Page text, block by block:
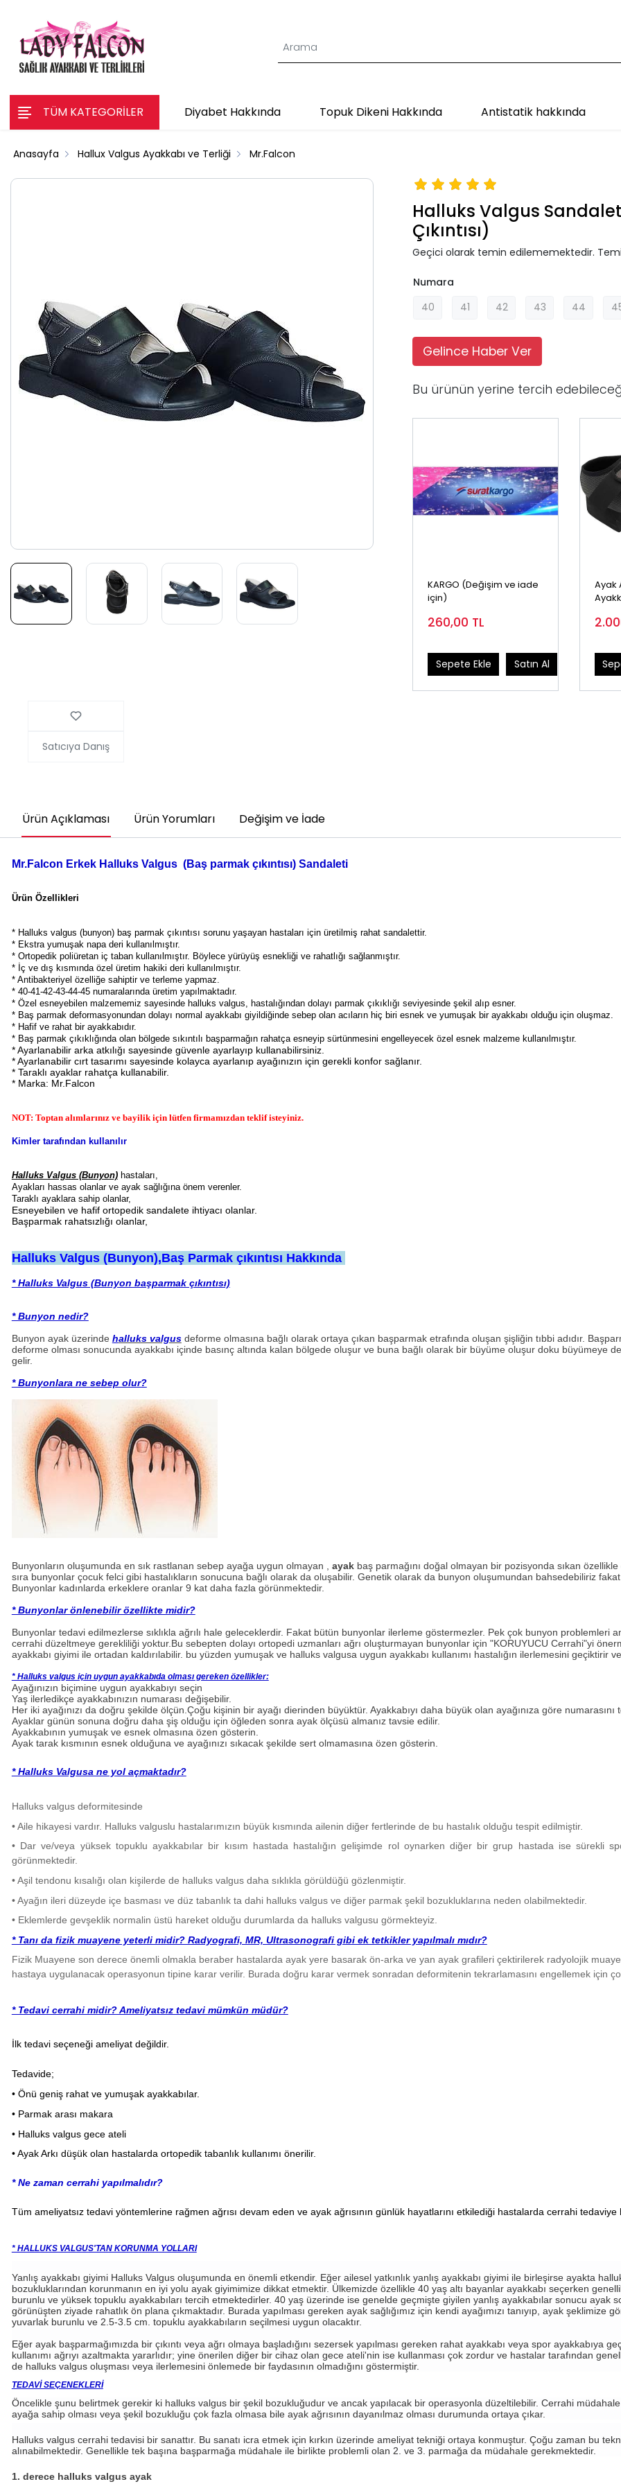
TÜM KATEGORİLER Diyabet Hakkında Topuk Dikeni Hakkında Antistatik hakkında
Anasayfa Hallux Valgus Ayakkabı ve Terliği Mr.Falcon
Halluks Valgus
Çıkıntısı)
Geçici olarak temin edilememektedir.
Numara
40
41 42 43 44
Gelince Haber Ver
Bu ürünün yerine tercih
KARGO (Değişim ve iade
için)
260,00 TL
Sepete Ekle Satın Al
Ayak
Satıcıya Danış
Ürün Açıklaması Ürün Yorumları Değişim ve İade
Mr.Falcon Erkek Halluks Valgus (Baş parmak çıkıntısı) Sandaleti
Ürün Özellikleri
* Halluks valgus (bunyon) baş parmak çıkıntısı sorunu yaşayan hastaları için üretilmiş rahat sandalettir.
* Ekstra yumuşak napa deri kullanılmıştır.
* Ortopedik poliüretan iç taban kullanılmıştır. Böylece yürüyüş esnekliği ve rahatlığı sağlanmıştır.
* İç ve dış kısmında özel üretim hakiki deri kullanılmıştır.
* Antibakteriyel özelliğe sahiptir ve terleme yapmaz.
* 40-41-42-43-44-45 numaralarında üretim yapılmaktadır.
* Özel esneyebilen malzememiz sayesinde halluks valgus, hastalığından dolayı parmak çıkıklığı seviyesinde şekil alıp esner.
* Baş parmak deformasyonundan dolayı normal ayakkabı giyildiğinde sebep olan acıların hiç biri esnek ve yumuşak bir ayakkabı olduğu için oluşmaz.
* Hafif ve rahat bir ayakkabıdır.
* Baş parmak çıkıklığında olan bölgede sıkıntılı başparmağın rahatça esneyip sürtünmesini engelleyecek özel esnek malzeme kullanılmıştır.
* Ayarlanabilir arka atkılığı sayesinde güvenle ayarlayıp kullanabilirsiniz.
* Ayarlanabilir cırt tasarımı sayesinde kolayca ayarlanıp ayağınızın için gerekli konfor sağlanır.
* Taraklı ayaklar rahatça kullanabilir.
* Marka: Mr.Falcon
NOT: Toptan alımlarınız ve bayilik için lütfen firmamızdan teklif isteyiniz.
Kimler tarafından kullanılır
Halluks Valgus (Bunyon)hastaları,
Ayakları hassas olanlar ve ayak sağlığına önem verenler.
Taraklı ayaklara sahip olanlar,
Esneyebilen ve hafif ortopedik sandalete ihtiyacı olanlar.
Başparmak rahatsızlığı olanlar,
Halluks Valgus (Bunyon),Baş Parmak çıkıntısı Hakkında
* Halluks Valgus (Bunyon başparmak çıkıntısı)
* Bunyon nedir?
Bunyon ayak üzerinde halluks valgusdeforme olmasına bağlı olarak ortaya çıkan başparmak etrafında oluşan şişliğin tıbbi adıdır.
deforme olması sonucunda ayakkabı içinde basınç altında kalan bölgede oluşur ve buna bağlı olarak bir büyüme oluşur doku büyümeye
gelir.
* Bunyonlara ne sebep olur?
Bunyonların oluşumunda en sık rastlanan sebep ayağa uygun olmayan , ayak baş parmağını doğal olmayan bir pozisyonda sıkan
sıra bunyonlar çocuk felci gibi hastalıkların sonucuna bağlı olarak da oluşabilir. Genetik olarak da bunyon oluşumundan bahsedebiliriz
Bunyonlar kadınlarda erkeklere oranlar 9 kat daha fazla görünmektedir.
* Bunyonlar önlenebilir özellikte midir?
Bunyonlar tedavi edilmezlerse sıklıkla ağrılı hale geleceklerdir. Fakat bütün bunyonlar ilerleme göstermezler. Pek çok bunyon problemleri
cerrahi düzeltmeye gerekliliği yoktur.Bu sebepten dolayı ortopedi uzmanları ağrı oluşturmayan bunyonlar için "KORUYUCU Cerrahi"yi
ayakkabı giyimi ile ortadan kaldırılabilir. bu yüzden yumuşak ve halluks valgusa uygun ayakkabı kullanımı hastalığın ilerlemesini geçiktirir
* Halluks valgus için uygun ayakkabıda olması gereken özellikler:
Ayağınızın biçimine uygun ayakkabıyı seçin
Yaş ilerledikçe ayakkabınızın numarası değişebilir.
Her iki ayağınızı da doğru şekilde ölçün.Çoğu kişinin bir ayağı dierinden büyüktür. Ayakkabıyı daha büyük olan ayağınıza göre numarasını
Ayaklar günün sonuna doğru daha şiş olduğu için öğleden sonra ayak ölçüsü almanız tavsie edilir.
Ayakkabının yumuşak ve esnek olmasına özen gösterin.
Ayak tarak kısmının esnek olduğuna ve ayağınızı sıkacak şekilde sert olmamasına özen gösterin.
* Halluks Valgusa ne yol açmaktadır?
Halluks valgus deformitesinde
• Aile hikayesi vardır. Halluks valguslu hastalarımızın büyük kısmında ailenin diğer fertlerinde de bu hastalık olduğu tespit edilmiştir.
• Dar ve/veya yüksek topuklu ayakkabılar bir kısım hastada hastalığın gelişimde rol oynarken diğer bir grup hastada ise sürekli
görünmektedir.
• Aşil tendonu kısalığı olan kişilerde de halluks valgus daha sıklıkla görüldüğü gözlenmiştir.
• Ayağın ileri düzeyde içe basması ve düz tabanlık ta dahi halluks valgus ve diğer parmak şekil bozukluklarına neden olabilmektedir.
• Eklemlerde gevşeklik normalin üstü hareket olduğu durumlarda da halluks valgusu görmekteyiz.
* Tanı da fizik muayene yeterli midir? Radyografi, MR, Ultrasonografi gibi ek tetkikler yapılmalı mıdır?
Fizik Muayene son derece önemli olmakla beraber hastalarda ayak yere basarak ön-arka ve yan ayak grafileri çektirilerek radyolojik
hastaya uygulanacak operasyonun tipine karar verilir. Burada doğru karar vermek sonradan deformitenin tekrarlamasını engellemek için
* Tedavi cerrahi midir? Ameliyatsız tedavi mümkün müdür?
İlk tedavi seçeneği ameliyat değildir.
Tedavide;
• Önü geniş rahat ve yumuşak ayakkabılar.
• Parmak arası makara
• Halluks valgus gece ateli
• Ayak Arkı düşük olan hastalarda ortopedik tabanlık kullanımı önerilir.
* Ne zaman cerrahi yapılmalıdır?
Tüm ameliyatsız tedavi yöntemlerine rağmen ağrısı devam eden ve ayak ağrısının günlük hayatlarını etkilediği hastalarda cerrahi tedaviye
* HALLUKS VALGUS'TAN KORUNMA YOLLARI
Yanlış ayakkabı giyimi Halluks Valgus oluşumunda en önemli etkendir. Eğer ailesel yatkınlık yanlış ayakkabı giyimi ile birleşirse ayakta
bozukluklarından korunmanın en iyi yolu ayak giyimimize dikkat etmektir. Ülkemizde özellikle 40 yaş altı bayanlar ayakkabı seçerken
burunlu ve yüksek topuklu ayakkabıları tercih etmektedirler. 40 yaş üzerinde ise genelde geçmişte giyilen yanlış ayakkabılar sonucu ayak
görünüşten ziyade rahatlık ön plana çıkmaktadır. Burada yapılması gereken ayak sağlığımız için kendi ayağımızı tanıyıp, ayak şeklimize
yuvarlak burunlu ve 2.5-3.5 cm. topuklu ayakkabıların seçilmesi uygun olacaktır.
Eğer ayak başparmağımızda bir çıkıntı veya ağrı olmaya başladığını sezersek yapılması gereken rahat ayakkabı veya spor ayakkabıya
kullanımı ağrıyı azaltmakta yararlıdır; yine önerilen diğer bir cihaz olan gece ateli'nin ise kullanması çok zordur ve hastalar tarafından
de halluks valgus oluşması veya ilerlemesini önlemede bir faydasının olmadığını göstermiştir.
TEDAVİ SEÇENEKLERİ
Öncelikle şunu belirtmek gerekir ki halluks valgus bir şekil bozukluğudur ve ancak yapılacak bir operasyonla düzeltilebilir. Cerrahi
ayağa sahip olması veya şekil bozukluğu çok fazla olmasa bile ayak ağrısının dayanılmaz olması durumunda ortaya çıkar.
Halluks valgus cerrahi tedavisi bir sanattır. Bu sanatı icra etmek için kırkın üzerinde ameliyat tekniği ortaya konmuştur. Çoğu zaman bu
alınabilmektedir. Genellikle tek başına başparmağa müdahale ile birlikte problemli olan 2. ve 3. parmağa da müdahale gerekmektedir.
1. derece halluks valgus ayak